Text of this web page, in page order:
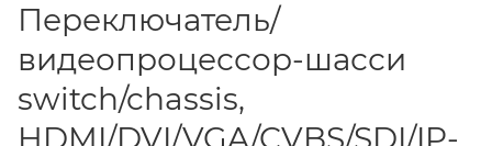
Переключатель/
видеопроцессор-шасси
switch/chassis,